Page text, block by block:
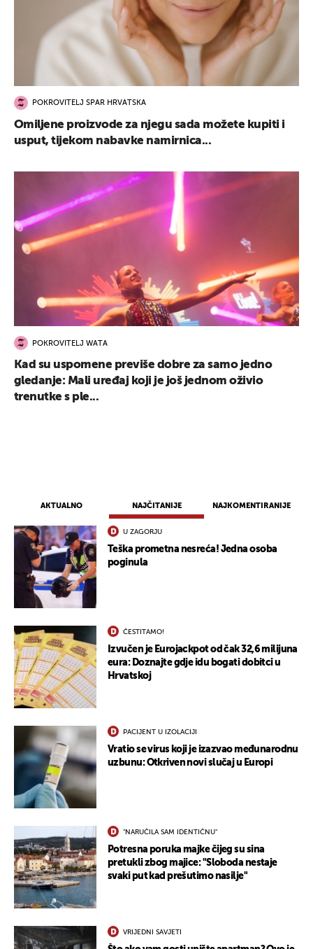
AKTUALNO NAJČITANIJE NAJKOMENTIRANIJE
U ZAGORJU
Teška prometna nesreća! Jedna osoba
poginula
ČESTITAMO!
Izvučen je Eurojackpot od čak 32,6 milijuna
eura: Doznajte gdje idu bogati dobitci u
Hrvatskoj
PACIJENT U IZOLACIJI
Vratio se virus koji je izazvao međunarodnu
uzbunu: Otkriven novi slučaj u Europi
"NARUČILA SAM IDENTIČNU"
Potresna poruka majke čijeg su sina
pretukli zbog majice: "Sloboda nestaje
svaki put kad prešutimo nasilje"
VRIJEDNI SAVJETI
POKROVITELJ SPAR HRVATSKA
Omiljene proizvode za njegu sada možete kupiti i
usput, tijekom nabavke namirnica...
POKROVITELJ WATA
Kad su uspomene previše dobre za samo jedno
gledanje: Mali uređaj koji je još jednom oživio
trenutke s ple...